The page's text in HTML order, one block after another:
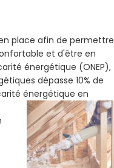
place afin de permettre
et d'être en
énergétique (ONEP),
dépasse 10% de
énergétique en